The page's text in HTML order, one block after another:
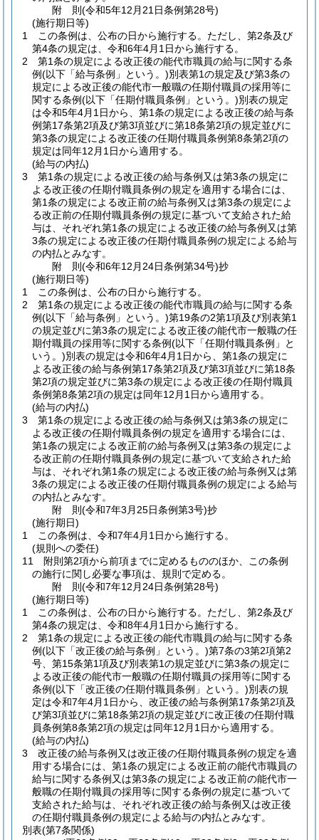
附 則(令和5年12月21日条例第28号)
(施行期日等)
1
この条例は、公布の日から施行する。 ただし、第2条及び
第4条の規定は、令和6年4月1日から施行する。
2
第1条の規定による改正後の能代市職員の給与に関する条
例(以下「給与条例」という。)別表第1の規定及び第3条の
規定による改正後の能代市一般職の任期付職員の採用等に
関する条例(以下「任期付職員条例」という。)別表の規定
は令和5年4月1日から、第1条の規定による改正後の給与条
例第17条第2項及び第3項並びに第18条第2項の規定並びに
第3条の規定による改正後の任期付職員条例第8条第2項の
規定は同年12月1日から適用する。
(給与の内払)
3
第1条の規定による改正後の給与条例又は第3条の規定に
よる改正後の任期付職員条例の規定を適用する場合には、
第1条の規定による改正前の給与条例又は第3条の規定によ
る改正前の任期付職員条例の規定に基づいて支給された給
与は、それぞれ第1条の規定による改正後の給与条例又は第
3条の規定による改正後の任期付職員条例の規定による給与
の内払とみなす。
附 則(令和6年12月24日条例第34号)抄
(施行期日等)
1
この条例は、公布の日から施行する。
2
第1条の規定による改正後の能代市職員の給与に関する条
例(以下「給与条例」という。)第19条の2第1項及び別表第1
の規定並びに第3条の規定による改正後の能代市一般職の任
期付職員の採用等に関する条例(以下「任期付職員条例」と
いう。)別表の規定は令和6年4月1日から、第1条の規定に
よる改正後の給与条例第17条第2項及び第3項並びに第18条
第2項の規定並びに第3条の規定による改正後の任期付職員
条例第8条第2項の規定は同年12月1日から適用する。
(給与の内払)
3
第1条の規定による改正後の給与条例又は第3条の規定に
よる改正後の任期付職員条例の規定を適用する場合には、
第1条の規定による改正前の給与条例又は第3条の規定によ
る改正前の任期付職員条例の規定に基づいて支給された給
与は、それぞれ第1条の規定による改正後の給与条例又は第
3条の規定による改正後の任期付職員条例の規定による給与
の内払とみなす。
附 則(令和7年3月25日条例第3号)抄
(施行期日)
1
この条例は、令和7年4月1日から施行する。
(規則への委任)
11
附則第2項から前項までに定めるもののほか、この条例
の施行に関し必要な事項は、規則で定める。
附 則(令和7年12月24日条例第28号)
(施行期日等)
1
この条例は、公布の日から施行する。 ただし、第2条及び
第4条の規定は、令和8年4月1日から施行する。
2
第1条の規定による改正後の能代市職員の給与に関する条
例(以下「改正後の給与条例」という。)第7条の3第2項第2
号、第15条第1項及び別表第1の規定並びに第3条の規定に
よる改正後の能代市一般職の任期付職員の採用等に関する
条例(以下「改正後の任期付職員条例」という。)別表の規
定は令和7年4月1日から、改正後の給与条例第17条第2項及
び第3項並びに第18条第2項の規定並びに改正後の任期付職
員条例第8条第2項の規定は同年12月1日から適用する。
(給与の内払)
3
改正後の給与条例又は改正後の任期付職員条例の規定を適
用する場合には、第1条の規定による改正前の能代市職員の
給与に関する条例又は第3条の規定による改正前の能代市一
般職の任期付職員の採用等に関する条例の規定に基づいて
支給された給与は、それぞれ改正後の給与条例又は改正後
の任期付職員条例の規定による給与の内払とみなす。
別表(第7条関係)